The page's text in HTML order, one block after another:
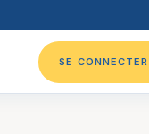
SE CONNECTER